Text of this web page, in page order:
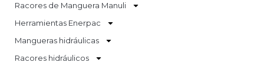
Racores de Manguera Manuli
Herramientas Enerpac
Mangueras hidráulicas
Racores hidráulicos